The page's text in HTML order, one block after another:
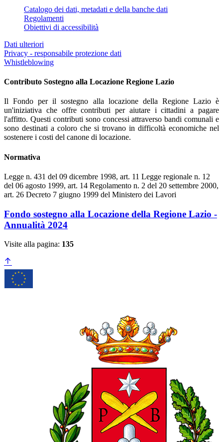
Catalogo dei dati, metadati e della banche dati
Regolamenti
Obiettivi di accessibilità
Dati ulteriori
Privacy - responsabile protezione dati
Whistleblowing
Contributo Sostegno alla Locazione Regione Lazio
Il Fondo per il sostegno alla locazione della Regione Lazio è
un'iniziativa che offre contributi per aiutare i cittadini a pagare
l'affitto. Questi contributi sono concessi attraverso bandi comunali e
sono destinati a coloro che si trovano in difficoltà economiche nel
sostenere i costi del canone di locazione.
Normativa
Legge n. 431 del 09 dicembre 1998, art. 11 Legge regionale n. 12
del 06 agosto 1999, art. 14 Regolamento n. 2 del 20 settembre 2000,
art. 26 Decreto 7 giugno 1999 del Ministero dei Lavori
Fondo sostegno alla Locazione della Regione Lazio -
Annualità 2024
Visite alla pagina: 135